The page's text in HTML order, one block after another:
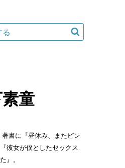
童
書に『昼休み、またピン
彼女が僕としたセックス
』。